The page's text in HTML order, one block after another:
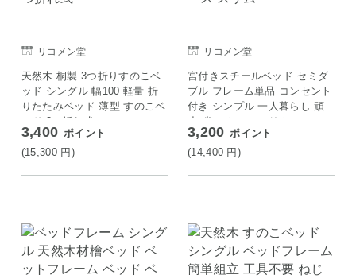
リコメン堂
天然木 桐製 3つ折りすのこベ
ッド シングル 幅100 軽量 折
りたたみベッド 薄型 すのこベ
ッド 3つ折れ式
3,400 ポイント
(15,300 円 )
リコメン堂
宮付きスチールベッド セミダ
ブル フレーム単品 コンセント
付き シンプル 一人暮らし 頑
丈 省スペース スリム
3,200 ポイント
(14,400 円 )